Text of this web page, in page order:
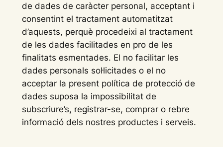
de dades de caràcter personal, acceptant i
consentint el tractament automatitzat
d’aquests, perquè procedeixi al tractament
de les dades facilitades en pro de les
finalitats esmentades. El no facilitar les
dades personals sol·licitades o el no
acceptar la present política de protecció de
dades suposa la impossibilitat de
subscriure’s, registrar-se, comprar o rebre
informació dels nostres productes i serveis.